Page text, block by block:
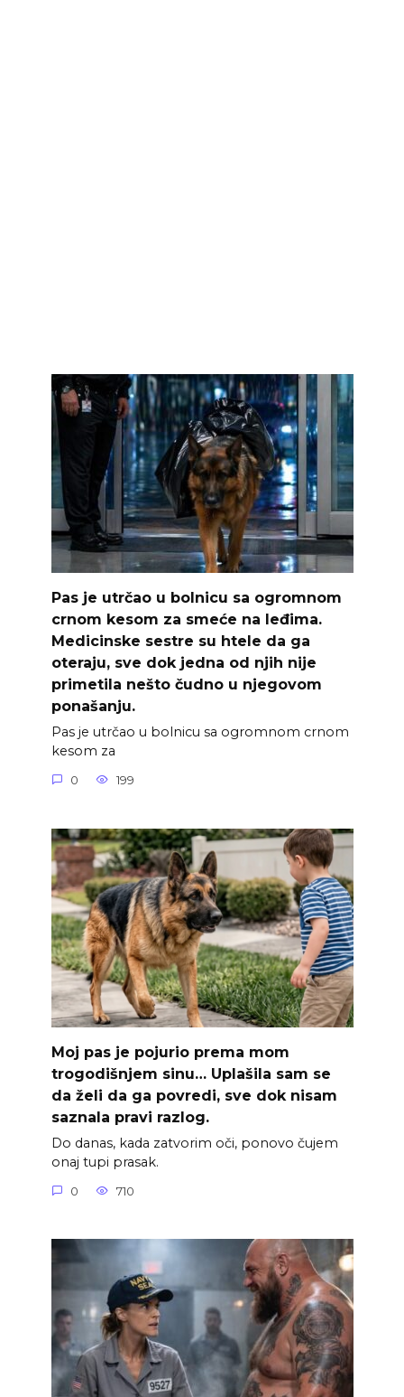
Pas je utrčao u bolnicu sa ogromnom
crnom kesom za smeće na leđima.
Medicinske sestre su htele da ga
oteraju, sve dok jedna od njih nije
primetila nešto čudno u njegovom
ponašanju.
Pas je utrčao u bolnicu sa ogromnom crnom
kesom za
0 199
Moj pas je pojurio prema mom
trogodišnjem sinu… Uplašila sam se
da želi da ga povredi, sve dok nisam
saznala pravi razlog.
Do danas, kada zatvorim oči, ponovo čujem
onaj tupi prasak.
0 710